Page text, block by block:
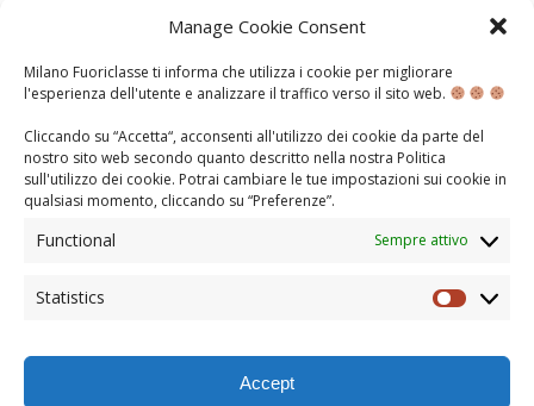
Manage Cookie Consent
Milano Fuoriclasse ti informa che utilizza i cookie per migliorare
l'esperienza dell'utente e analizzare il traffico verso il sito web.
Cliccando su “Accetta“, acconsenti all'utilizzo dei cookie da parte del
nostro sito web secondo quanto descritto nella nostra Politica
sull'utilizzo dei cookie. Potrai cambiare le tue impostazioni sui cookie in
qualsiasi momento, cliccando su “Preferenze”.
Functional Sempre attivo
Statistics
Accept
MARTEDÌ 30 MARZO 2021
A.S. 2020-2021 CONOSCENZA DIETRO LE QUINTE
sull’arte, soprattutto quando si unisce alla tecnica del
murales? Oggi vi parliamo di una semplice facciata che
si trova in tra corso Garibaldi (civico 111) e Largo la
Foppa, famosa sede dei murales con cui Gucci
presenta le sue collezioni (forse ricorderete
ultimamente la collaborazione The North …
CONTINUA...